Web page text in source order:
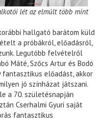
lét az elmúlt több mint
hallgató barátom küld
a próbákról, előadásról,
Legutóbb felvételről
Máté, Szőcs Artur és Bodó
előadást, akkor
jó színházat játszani.
a 70. születésnapján
Cserhalmi Gyuri saját
fantasztikus